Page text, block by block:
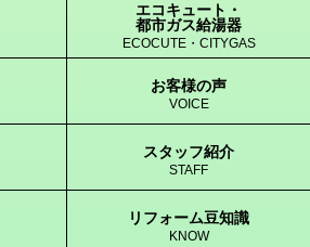
エコキュート・
都市ガス給湯器
ECOCUTE・CITYGAS
お客様の声
VOICE
スタッフ紹介
STAFF
リフォーム豆知識
KNOW